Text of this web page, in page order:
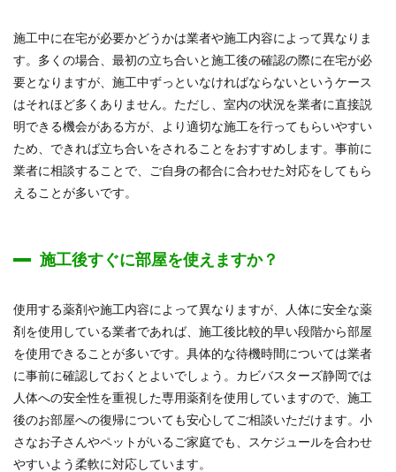
施工中に在宅が必要かどうかは業者や施工内容によって異なりま
す。多くの場合、最初の立ち合いと施工後の確認の際に在宅が必
要となりますが、施工中ずっといなければならないというケース
はそれほど多くありません。ただし、室内の状況を業者に直接説
明できる機会がある方が、より適切な施工を行ってもらいやすい
ため、できれば立ち合いをされることをおすすめします。事前に
業者に相談することで、ご自身の都合に合わせた対応をしてもら
えることが多いです。
施工後すぐに部屋を使えますか？
使用する薬剤や施工内容によって異なりますが、人体に安全な薬
剤を使用している業者であれば、施工後比較的早い段階から部屋
を使用できることが多いです。具体的な待機時間については業者
に事前に確認しておくとよいでしょう。カビバスターズ静岡では
人体への安全性を重視した専用薬剤を使用していますので、施工
後のお部屋への復帰についても安心してご相談いただけます。小
さなお子さんやペットがいるご家庭でも、スケジュールを合わせ
やすいよう柔軟に対応しています。